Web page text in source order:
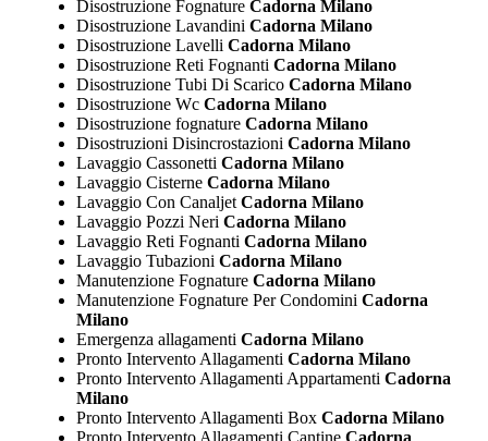
Disostruzione FognatureCadorna Milano
Disostruzione Lavandini Cadorna Milano
Disostruzione Lavelli Cadorna Milano
Disostruzione Reti Fognanti Cadorna Milano
Disostruzione Tubi Di ScaricoCadorna Milano
Disostruzione WcCadorna Milano
Disostruzione fognatureCadorna Milano
Disostruzioni Disincrostazioni Cadorna Milano
Lavaggio Cassonetti Cadorna Milano
Lavaggio CisterneCadorna Milano
Lavaggio Con CanaljetCadorna Milano
Lavaggio Pozzi Neri Cadorna Milano
Lavaggio Reti Fognanti Cadorna Milano
Lavaggio Tubazioni Cadorna Milano
Manutenzione FognatureCadorna Milano
Manutenzione Fognature Per Condomini Cadorna
Milano
Emergenza allagamenti Cadorna Milano
Pronto Intervento Allagamenti Cadorna Milano
Pronto Intervento Allagamenti Appartamenti Cadorna
Milano
Pronto Intervento Allagamenti BoxCadorna Milano